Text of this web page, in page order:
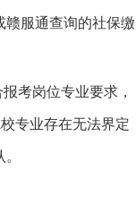
赣服通查询的社保缴
考岗位专业要求，
专业存在无法界定